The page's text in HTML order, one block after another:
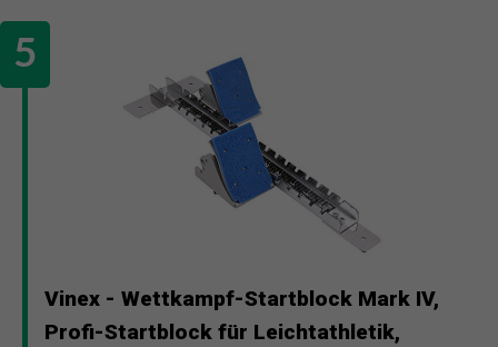
Vinex - Wettkampf-Startblock Mark IV,
Profi-Startblock für Leichtathletik,